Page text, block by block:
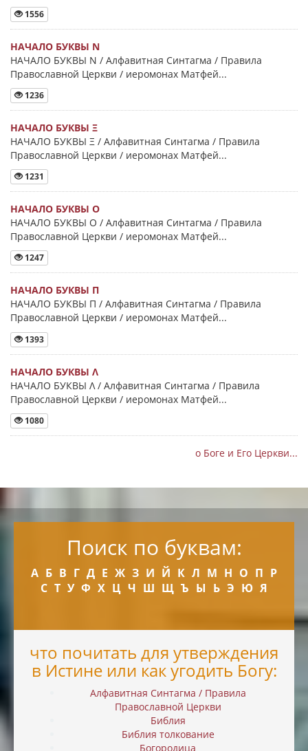
1556
НАЧАЛО БУКВЫ Ν
НАЧАЛО БУКВЫ Ν / Алфавитная Синтагма / Правила
Православной Церкви / иеромонах Матфей...
1236
НАЧАЛО БУКВЫ Ξ
НАЧАЛО БУКВЫ Ξ / Алфавитная Синтагма / Правила
Православной Церкви / иеромонах Матфей...
1231
НАЧАЛО БУКВЫ Ο
НАЧАЛО БУКВЫ Ο / Алфавитная Синтагма / Правила
Православной Церкви / иеромонах Матфей...
1247
НАЧАЛО БУКВЫ Π
НАЧАЛО БУКВЫ Π / Алфавитная Синтагма / Правила
Православной Церкви / иеромонах Матфей...
1393
НАЧАЛО БУКВЫ Λ
НАЧАЛО БУКВЫ Λ / Алфавитная Синтагма / Правила
Православной Церкви / иеромонах Матфей...
1080
о Боге и Его Церкви...
Поиск по буквам:
А Б В Г Д Е Ж З И Й К Л М Н О П Р
С Т У Ф Х Ц Ч Ш Щ Ъ Ы Ь Э Ю Я
что почитать для утверждения
в Истине или как угодить Богу:
Алфавитная Синтагма / Правила
Православной Церкви
Библия
Библия толкование
Богородица